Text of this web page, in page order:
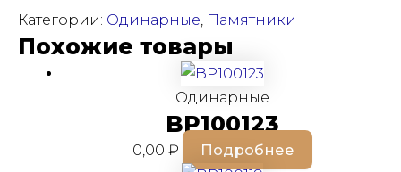
Категории: Одинарные, Памятники
Похожие товары
Одинарные
BP100123
0,00₽ Подробнее